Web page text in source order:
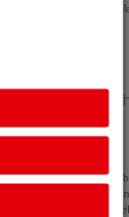
Electronic den
mit IO-Link
Interface
schlanken
dem Einsatz in
absoluten